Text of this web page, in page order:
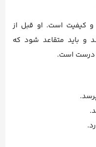
و کیفیت است. او قبل از
و باید متقاعد شود که
درست است.